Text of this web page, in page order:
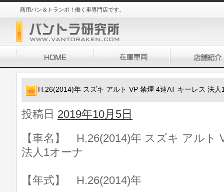
商用バン＆トランポ！働く車専門店です。
H.26(2014)年 スズキ アルト VP 禁煙 4速AT キーレス 法人
投稿日 2019年10月5日
【車名】 H.26(2014)年 スズキ アルト
法人1オーナ
【年式】 H.26(2014)年